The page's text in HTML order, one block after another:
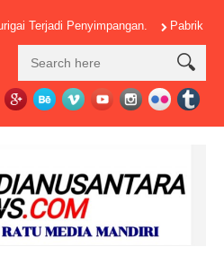
Penyimpangan. Pabrik Kelapa